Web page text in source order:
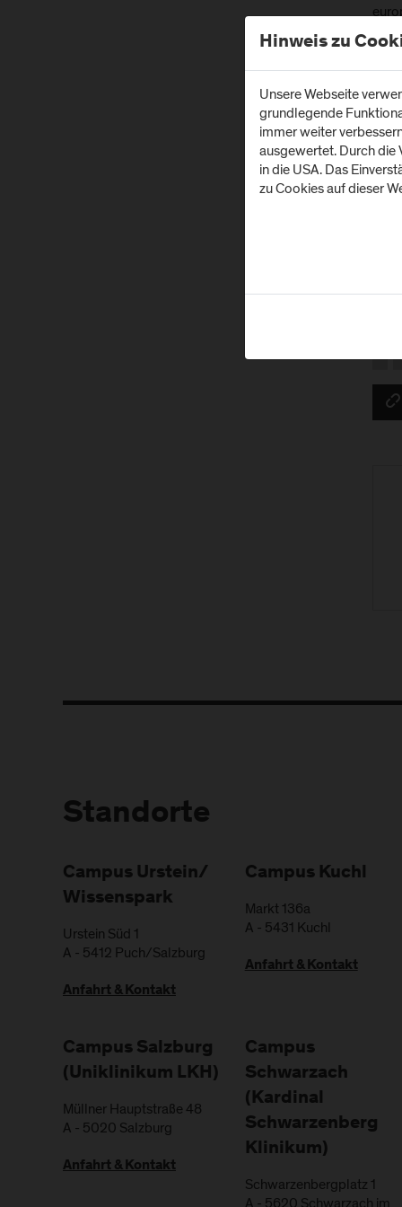
Im
die
Für
Standorte
Campus Urstein/
Wissenspark
Urstein Süd 1
A - 5412 Puch/Salzburg
Anfahrt & Kontakt
Campus Kuchl
Markt 136a
A - 5431 Kuchl
Anfahrt & Kontakt
Campus Salzburg
(Uniklinikum LKH)
Müllner Hauptstraße 48
A - 5020 Salzburg
Anfahrt & Kontakt
Campus
Schwarzach
(Kardinal
Schwarzenberg
Klinikum)
Schwarzenbergplatz 1
Hinweis zu
Unsere Webseite
grundlegende
immer weiter
ausgewertet. Durch die
in die USA. Das
zu Cookies auf dieser